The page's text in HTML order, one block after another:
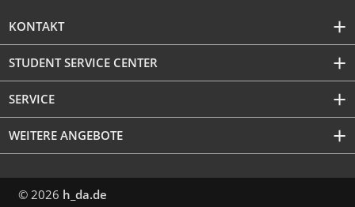
KONTAKT
STUDENT SERVICE CENTER
SERVICE
WEITERE ANGEBOTE
© 2026 h_da.de